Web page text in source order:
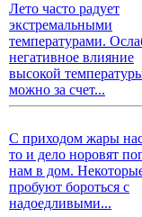
Лето часто радует
экстремальными
температурами.
негативное влияние
высокой
можно за счет...
С приходом жары
то и дело норовят
нам в дом.
пробуют бороться с
надоедливыми...